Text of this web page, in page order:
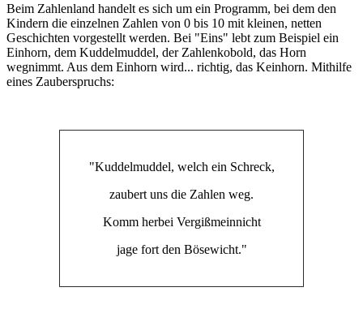
Beim Zahlenland handelt es sich um ein Programm, bei dem den
Kindern die einzelnen Zahlen von 0 bis 10 mit kleinen, netten
Geschichten vorgestellt werden. Bei "Eins" lebt zum Beispiel ein
Einhorn, dem Kuddelmuddel, der Zahlenkobold, das Horn
wegnimmt. Aus dem Einhorn wird... richtig, das Keinhorn. Mithilfe
eines Zauberspruchs:
"Kuddelmuddel, welch ein Schreck,
zaubert uns die Zahlen weg.
Komm herbei Vergißmeinnicht
jage fort den Bösewicht."